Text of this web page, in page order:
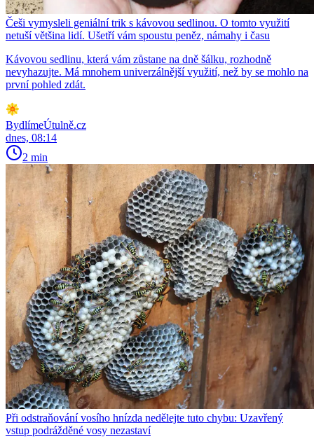
Češi vymysleli geniální trik s kávovou sedlinou. O tomto využití
netuší většina lidí. Ušetří vám spoustu peněz, námahy i času
Kávovou sedlinu, která vám zůstane na dně šálku, rozhodně
nevyhazujte. Má mnohem univerzálnější využití, než by se mohlo na
první pohled zdát.
BydlímeÚtulně.cz
dnes, 08:14
2 min
Při odstraňování vosího hnízda nedělejte tuto chybu: Uzavřený
vstup podrážděné vosy nezastaví